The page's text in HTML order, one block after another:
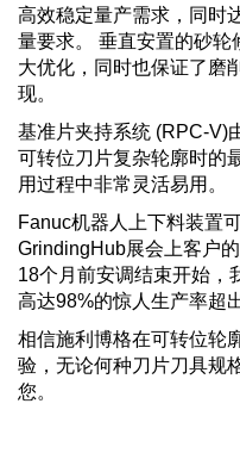
高效稳定量产需求，同时
量要求。 垂直安置的砂
大优化，同时也保证了磨
现。
基准片夹持系统 (RPC-V)
可转位刀片复杂轮廓时的
用过程中非常灵活易用。
Fanuc机器人上下料装置
GrindingHub展会上客户
18个月前安调结束开始，
高达98%的惊人生产率超
相信施利博格在可转位轮
验，无论何种刀片刀具规
您。